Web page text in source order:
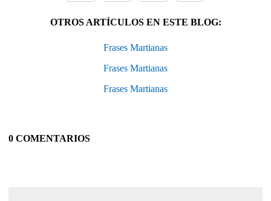
OTROS ARTÍCULOS EN ESTE BLOG:
Frases Martianas
Frases Martianas
Frases Martianas
0 COMENTARIOS